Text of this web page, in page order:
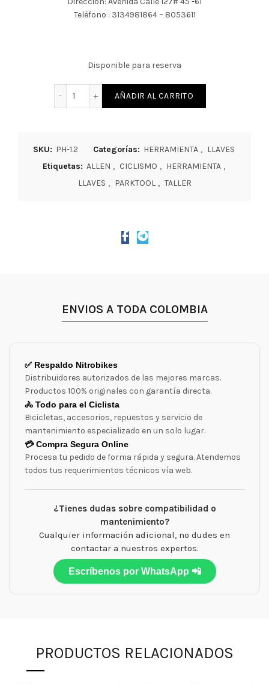
Teléfono : 3134981864 – 8053611
Disponible para reserva
JUEGO DE LLAVES EXAGONALES ALLEN
AÑADIR AL CARRITO
SKU: PH-1.2 Categorías: HERRAMIENTA , LLAVES
Etiquetas: ALLEN , CICLISMO , HERRAMIENTA ,
LLAVES , PARKTOOL , TALLER
ENVIOS A TODA COLOMBIA
✅ Respaldo Nitrobikes
Distribuidores autorizados de las mejores marcas.
Productos 100% originales con garantía directa.
🚴 Todo para el Ciclista
Bicicletas, accesorios, repuestos y servicio de
mantenimiento especializado en un solo lugar.
💳 Compra Segura Online
Procesa tu pedido de forma rápida y segura. Atendemos
todos tus requerimientos técnicos vía web.
¿Tienes dudas sobre compatibilidad o
mantenimiento?
Cualquier información adicional, no dudes en
contactar a nuestros expertos.
Escríbenos por WhatsApp 📲
PRODUCTOS RELACIONADOS